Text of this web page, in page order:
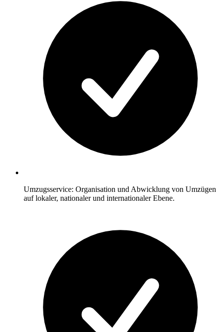
Umzugsservice: Organisation und Abwicklung von Umzügen
auf lokaler, nationaler und internationaler Ebene.